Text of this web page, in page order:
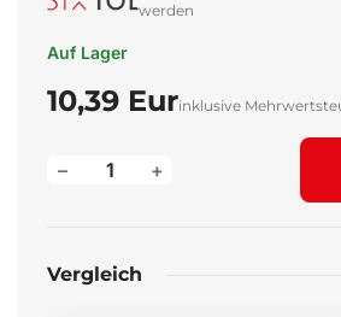
werden
Auf Lager
10,39 Eurinklusive
+
–
Vergleich